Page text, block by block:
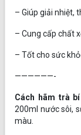
– Giúp giải nhiệt,
– Cung cấp chất
– Tốt cho sức
——————-
Cách hãm trà
200ml nước sôi,
màu.